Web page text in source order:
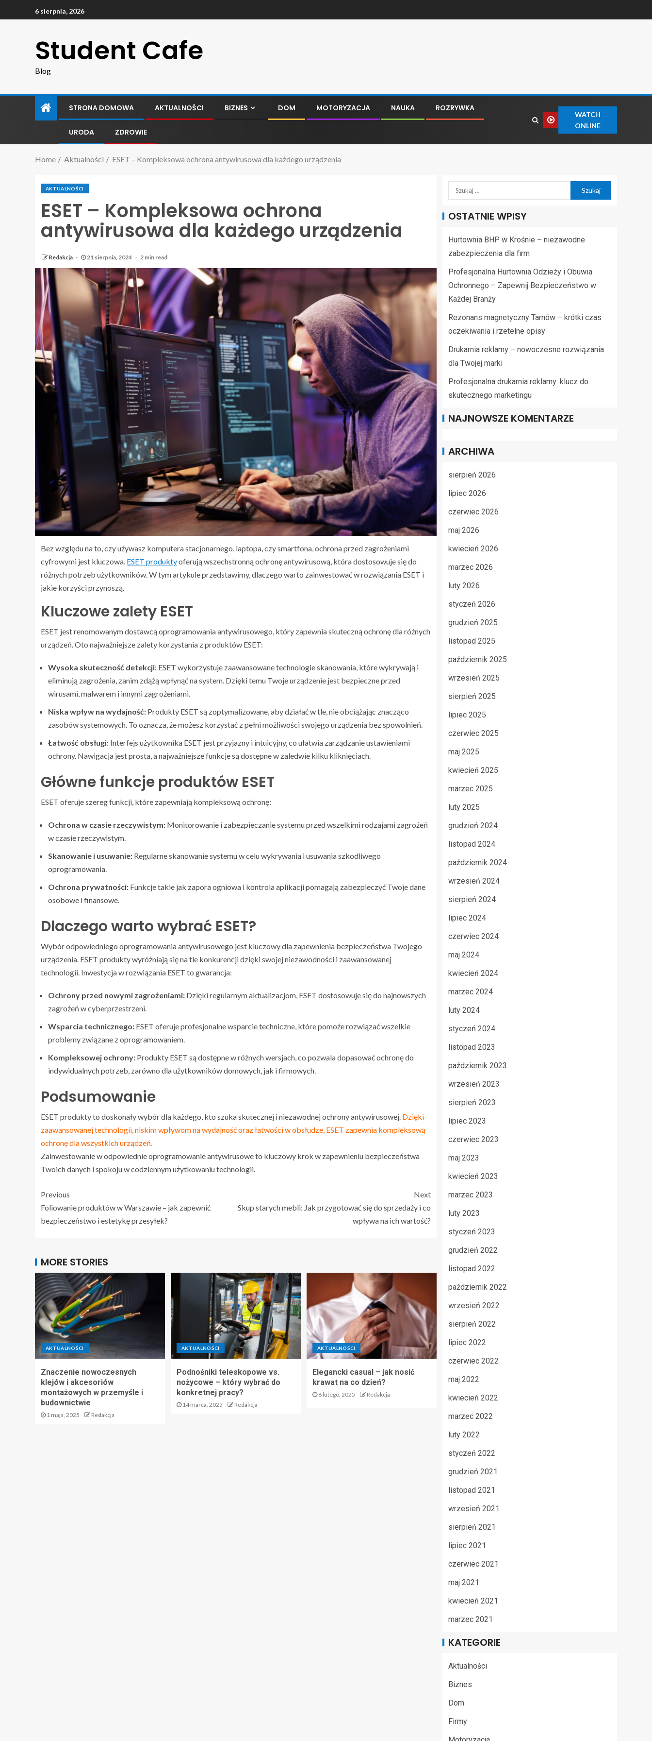
6 sierpnia, 2026
Student Cafe
Blog
STRONA DOMOWA AKTUALNOŚCI BIZNES DOM MOTORYZACJA NAUKA ROZRYWKA
URODA ZDROWIE
WATCH
ONLINE
Home Aktualności ESET – Kompleksowa ochrona antywirusowa dla każdego urządzenia
AKTUALNOŚCI
ESET – Kompleksowa ochrona
antywirusowa dla każdego urządzenia
Redakcja 21 sierpnia, 2024 2 min read
Bez względu na to, czy używasz komputera stacjonarnego, laptopa, czy smartfona, ochrona przed zagrożeniami
cyfrowymi jest kluczowa. ESET produktyoferują wszechstronną ochronę antywirusową, która dostosowuje się do
różnych potrzeb użytkowników. W tym artykule przedstawimy, dlaczego warto zainwestować w rozwiązania ESET i
jakie korzyści przynoszą.
Kluczowe zalety ESET
ESET jest renomowanym dostawcą oprogramowania antywirusowego, który zapewnia skuteczną ochronę dla różnych
urządzeń. Oto najważniejsze zalety korzystania z produktów ESET:
Wysoka skuteczność detekcji: ESET wykorzystuje zaawansowane technologie skanowania, które wykrywają i
eliminują zagrożenia, zanim zdążą wpłynąć na system. Dzięki temu Twoje urządzenie jest bezpieczne przed
wirusami, malwarem i innymi zagrożeniami.
Niska wpływ na wydajność: Produkty ESET są zoptymalizowane, aby działać w tle, nie obciążając znacząco
zasobów systemowych. To oznacza, że możesz korzystać z pełni możliwości swojego urządzenia bez spowolnień.
Łatwość obsługi: Interfejs użytkownika ESET jest przyjazny i intuicyjny, co ułatwia zarządzanie ustawieniami
ochrony. Nawigacja jest prosta, a najważniejsze funkcje są dostępne w zaledwie kilku kliknięciach.
Główne funkcje produktów ESET
ESET oferuje szereg funkcji, które zapewniają kompleksową ochronę:
Ochrona w czasie rzeczywistym: Monitorowanie i zabezpieczanie systemu przed wszelkimi rodzajami zagrożeń
w czasie rzeczywistym.
Skanowanie i usuwanie: Regularne skanowanie systemu w celu wykrywania i usuwania szkodliwego
oprogramowania.
Ochrona prywatności: Funkcje takie jak zapora ogniowa i kontrola aplikacji pomagają zabezpieczyć Twoje dane
osobowe i finansowe.
Dlaczego warto wybrać ESET?
Wybór odpowiedniego oprogramowania antywirusowego jest kluczowy dla zapewnienia bezpieczeństwa Twojego
urządzenia. ESET produkty wyróżniają się na tle konkurencji dzięki swojej niezawodności i zaawansowanej
technologii. Inwestycja w rozwiązania ESET to gwarancja:
Ochrony przed nowymi zagrożeniami: Dzięki regularnym aktualizacjom, ESET dostosowuje się do najnowszych
zagrożeń w cyberprzestrzeni.
Wsparcia technicznego: ESET oferuje profesjonalne wsparcie techniczne, które pomoże rozwiązać wszelkie
problemy związane z oprogramowaniem.
Kompleksowej ochrony: Produkty ESET są dostępne w różnych wersjach, co pozwala dopasować ochronę do
indywidualnych potrzeb, zarówno dla użytkowników domowych, jak i firmowych.
Podsumowanie
ESET produkty to doskonały wybór dla każdego, kto szuka skutecznej i niezawodnej ochrony antywirusowej. Dzięki
zaawansowanej technologii, niskim wpływom na wydajność oraz łatwości w obsłudze, ESET zapewnia kompleksową
ochronę dla wszystkich urządzeń.
Zainwestowanie w odpowiednie oprogramowanie antywirusowe to kluczowy krok w zapewnieniu bezpieczeństwa
Twoich danych i spokoju w codziennym użytkowaniu technologii.
Previous
Foliowanie produktów w Warszawie – jak zapewnić
bezpieczeństwo i estetykę przesyłek?
Next
Skup starych mebli: Jak przygotować się do sprzedaży i co
wpływa na ich wartość?
MORE STORIES
AKTUALNOŚCI
Znaczenie nowoczesnych
klejów i akcesoriów
montażowych w przemyśle i
budownictwie
1 maja, 2025 Redakcja
AKTUALNOŚCI
Podnośniki teleskopowe vs.
nożycowe – który wybrać do
konkretnej pracy?
14 marca, 2025 Redakcja
AKTUALNOŚCI
Elegancki casual – jak nosić
krawat na co dzień?
6 lutego, 2025 Redakcja
OSTATNIE WPISY
Hurtownia BHP w Krośnie – niezawodne
zabezpieczenia dla firm
Profesjonalna Hurtownia Odzieży i Obuwia
Ochronnego – Zapewnij Bezpieczeństwo w
Każdej Branży
Rezonans magnetyczny Tarnów – krótki czas
oczekiwania i rzetelne opisy
Drukarnia reklamy – nowoczesne rozwiązania
dla Twojej marki
Profesjonalna drukarnia reklamy: klucz do
skutecznego marketingu
NAJNOWSZE KOMENTARZE
ARCHIWA
sierpień 2026
lipiec 2026
czerwiec 2026
maj 2026
kwiecień 2026
marzec 2026
luty 2026
styczeń 2026
grudzień 2025
listopad 2025
październik 2025
wrzesień 2025
sierpień 2025
lipiec 2025
czerwiec 2025
maj 2025
kwiecień 2025
marzec 2025
luty 2025
grudzień 2024
listopad 2024
październik 2024
wrzesień 2024
sierpień 2024
lipiec 2024
czerwiec 2024
maj 2024
kwiecień 2024
marzec 2024
luty 2024
styczeń 2024
listopad 2023
październik 2023
wrzesień 2023
sierpień 2023
lipiec 2023
czerwiec 2023
maj 2023
kwiecień 2023
marzec 2023
luty 2023
styczeń 2023
grudzień 2022
listopad 2022
październik 2022
wrzesień 2022
sierpień 2022
lipiec 2022
czerwiec 2022
maj 2022
kwiecień 2022
marzec 2022
luty 2022
styczeń 2022
grudzień 2021
listopad 2021
wrzesień 2021
sierpień 2021
lipiec 2021
czerwiec 2021
maj 2021
kwiecień 2021
marzec 2021
KATEGORIE
Aktualności
Biznes
Dom
Firmy